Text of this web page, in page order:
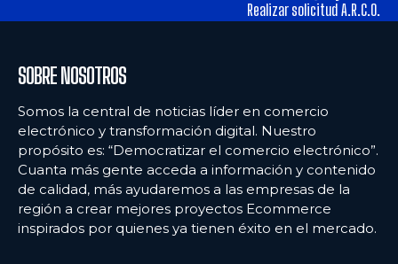
Ecommercenews
PERÚ
ARGENTINA
BOLIVIA
CHILE
Ecommercenews
PERÚ
ARGENTINA
BOLIVIA
CHILE
Realizar solicitud A.R.C.O.
SOBRE NOSOTROS
Somos la central de noticias líder en comercio
electrónico y transformación digital. Nuestro
propósito es: “Democratizar el comercio electrónico”.
Cuanta más gente acceda a información y contenido
de calidad, más ayudaremos a las empresas de la
región a crear mejores proyectos Ecommerce
inspirados por quienes ya tienen éxito en el mercado.